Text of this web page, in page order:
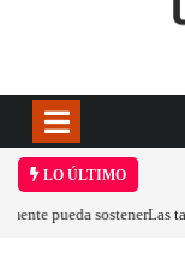
LO ÚLTIMO
Las tarjetas gráficas